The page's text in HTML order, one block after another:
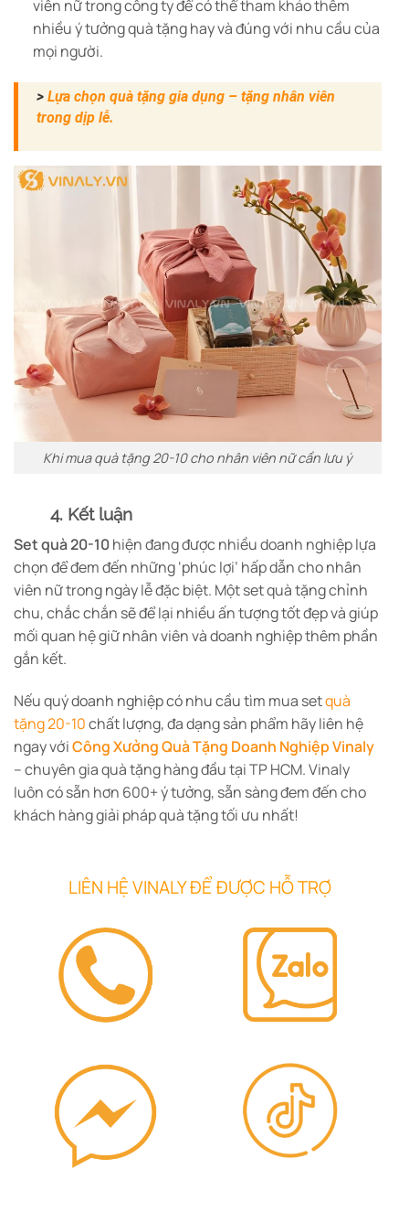
viên nữ trong công ty để có thể tham khảo thêm
nhiều ý tưởng quà tặng hay và đúng với nhu cầu của
mọi người.
> Lựa chọn quà tặng gia dụng – tặng nhân viên
trong dịp lễ.
Khi mua quà tặng 20-10 cho nhân viên nữ cần lưu ý
4. Kết luận
Set quà 20-10hiện đang được nhiều doanh nghiệp lựa
chọn để đem đến những ‘phúc lợi’ hấp dẫn cho nhân
viên nữ trong ngày lễ đặc biệt. Một set quà tặng chỉnh
chu, chắc chắn sẽ để lại nhiều ấn tượng tốt đẹp và giúp
mối quan hệ giữ nhân viên và doanh nghiệp thêm phần
gắn kết.
Nếu quý doanh nghiệp có nhu cầu tìm mua setquà
tặng 20-10chất lượng, đa dạng sản phẩm hãy liên hệ
ngay vớiCông Xưởng Quà Tặng Doanh Nghiệp Vinaly
– chuyên gia quà tặng hàng đầu tại TP HCM. Vinaly
luôn có sẵn hơn 600+ ý tưởng, sẵn sàng đem đến cho
khách hàng giải pháp quà tặng tối ưu nhất!
LIÊN HỆ VINALY ĐỂ ĐƯỢC HỖ TRỢ